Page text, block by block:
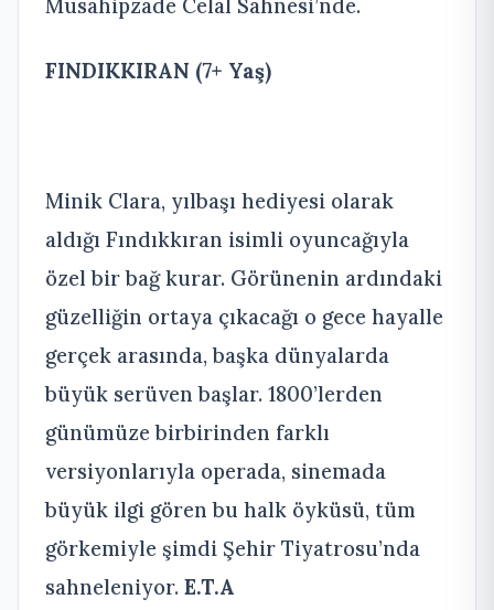
FINDIKKIRAN (7+ Yaş)
Minik Clara, yılbaşı hediyesi olarak
aldığı Fındıkkıran isimli oyuncağıyla
özel bir bağ kurar. Görünenin ardındaki
güzelliğin ortaya çıkacağı o gece hayalle
gerçek arasında, başka dünyalarda
büyük serüven başlar. 1800’lerden
günümüze birbirinden farklı
versiyonlarıyla operada, sinemada
büyük ilgi gören bu halk öyküsü, tüm
görkemiyle şimdi Şehir Tiyatrosu’nda
sahneleniyor. E.T.A